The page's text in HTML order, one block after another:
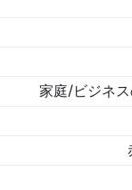
家庭/ビジネ